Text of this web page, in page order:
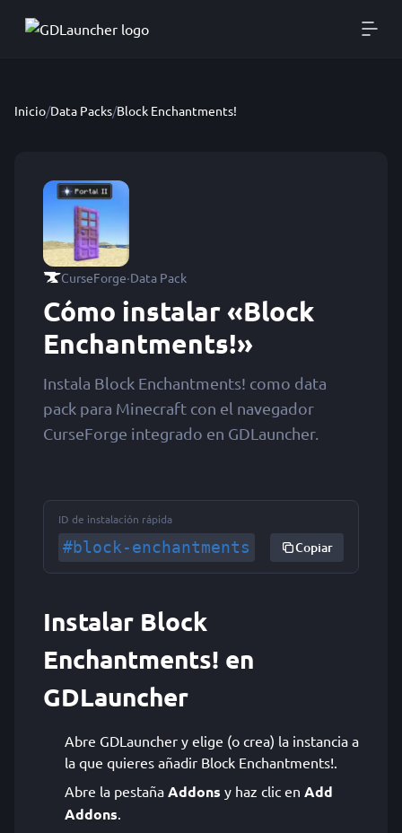
Inicio/Data Packs/Block Enchantments!
CurseForge·Data Pack
Cómo instalar «Block
Enchantments!»
Instala Block Enchantments! como data
pack para Minecraft con el navegador
CurseForge integrado en GDLauncher.
ID de instalación rápida
#block-enchantments Copiar
Instalar Block
Enchantments! en
GDLauncher
Abre GDLauncher y elige (o crea) la instancia a
la que quieres añadir Block Enchantments!.
Abre la pestaña Addons y haz clic en Add
Addons.